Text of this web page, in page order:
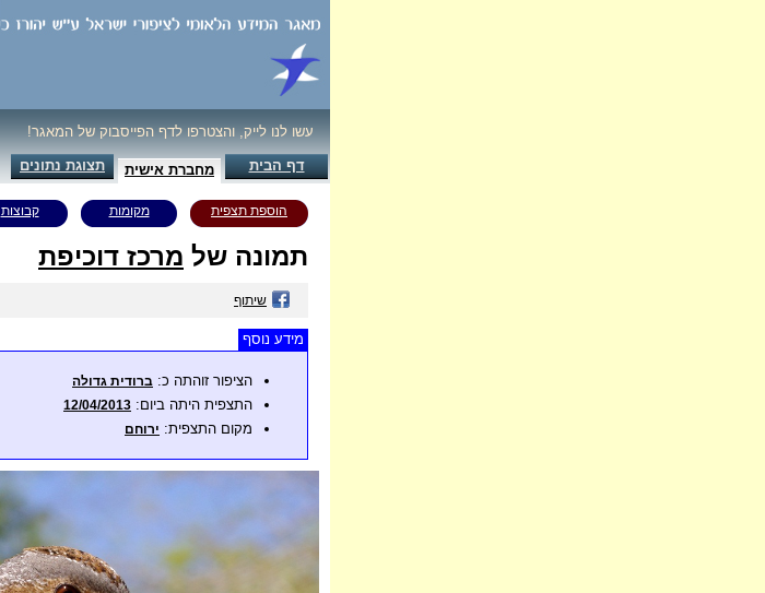
עשו לנו לייק, והצטרפו לדף הפייסבוק של המאגר!
דף הבית מחברת אישית תצוגת נתונים
הוספת תצפית מקומות קבוצות
תמונה של מרכז דוכיפת
שיתוף
מידע נוסף
הציפור זוהתה כ: ברודית גדולה
התצפית היתה ביום: 12/04/2013
מקום התצפית: ירוחם